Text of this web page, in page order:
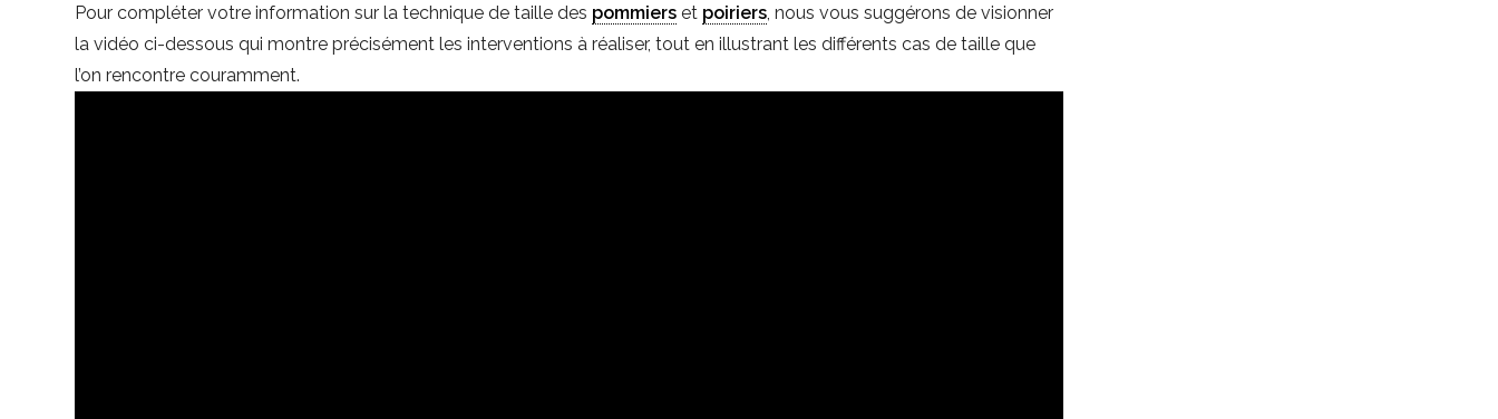
Pour compléter votre information sur la technique de taille des pommiers et poiriers , nous vous suggérons de visionner
la vidéo ci-dessous qui montre précisément les interventions à réaliser, tout en illustrant les différents cas de taille que
l’on rencontre couramment.